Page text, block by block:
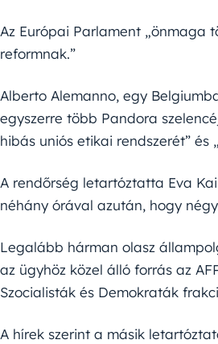
Az Európai Parlament „önmaga
reformnak.”
Alberto Alemanno, egy
egyszerre több Pandora
hibás uniós etikai rendszerét”
A rendőrség letartóztatta Eva
néhány órával azután, hogy
Legalább hárman olasz
az ügyhöz közel álló forrás az
Szocialisták és Demokraták
A hírek szerint a másik